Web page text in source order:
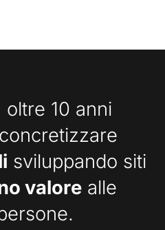
10 anni
sviluppando siti
valore alle